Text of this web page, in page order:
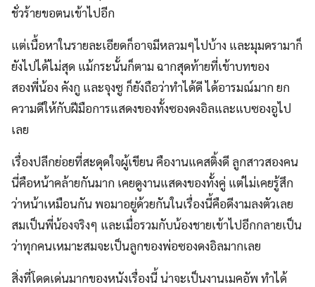
ชั่วร้ายขอตนเข้าไปอีก
แต่เนื้อหาในรายละเอียดก็อาจมีหลวมๆไปบ้าง และมุมดรามาก็
ยังไปได้ไม่สุด แม้กระนั้นก็ตาม ฉากสุดท้ายที่เข้าบทของ
สองพี่น้อง คังกู และจุงซู ก็ยังถือว่าทำได้ดี ได้อารมณ์มาก ยก
ความดีให้กับฝีมือการแสดงของทั้งซองดงอิลและแบซองอูไป
เลย
เรื่องปลีกย่อยที่สะดุดใจผู้เขียน คืองานแคสติ้งดี ลูกสาวสองคน
นี่คือหน้าคล้ายกันมาก เคยดูงานแสดงของทั้งคู่ แต่ไม่เคยรู้สึก
ว่าหน้าเหมือนกัน พอมาอยู่ด้วยกันในเรื่องนี้คือดีงามลงตัวเลย
สมเป็นพี่น้องจริงๆ และเมื่อรวมกับน้องชายเข้าไปอีกกลายเป็น
ว่าทุกคนเหมาะสมจะเป็นลูกของพ่อซองดงอิลมากเลย
สิ่งที่โดดเด่นมากของหนังเรื่องนี้ น่าจะเป็นงานเมคอัพ ทำได้